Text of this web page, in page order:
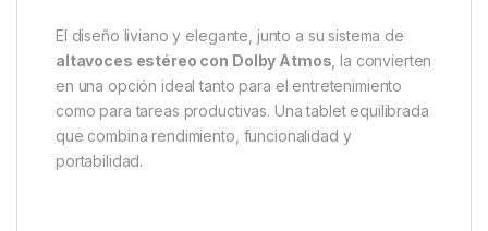
El diseño liviano y elegante, junto a su sistema de
altavoces estéreo con Dolby Atmos , la convierten
en una opción ideal tanto para el entretenimiento
como para tareas productivas. Una tablet equilibrada
que combina rendimiento, funcionalidad y
portabilidad.